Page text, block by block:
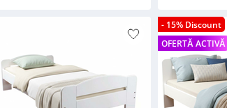
- 15% Discount
OFERTĂ ACTIVĂ